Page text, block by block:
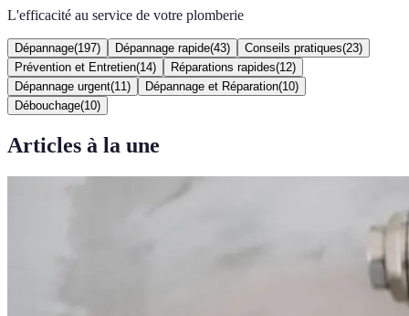
L'efficacité au service de votre plomberie
Dépannage(197) Dépannage rapide(43) Conseils pratiques(23)
Prévention et Entretien(14) Réparations rapides(12)
Dépannage urgent(11 ) Dépannage et Réparation(10)
Débouchage(10)
Articles à la une